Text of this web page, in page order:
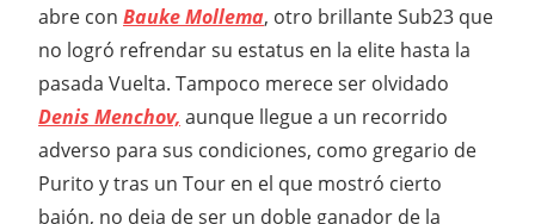
abre con Bauke Mollema, otro brillante Sub23 que
no logró refrendar su estatus en la elite hasta la
pasada Vuelta. Tampoco merece ser olvidado
Denis Menchov, aunque llegue a un recorrido
adverso para sus condiciones, como gregario de
Purito y tras un Tour en el que mostró cierto
bajón, no deja de ser un doble ganador de la